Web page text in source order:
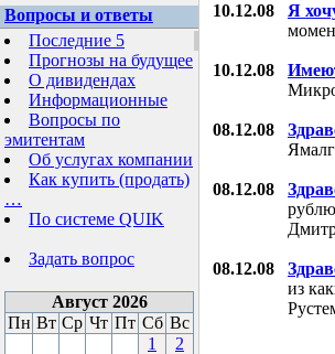
Вопросы и ответы
Последние 5
Прогнозы на будущее
О дивидендах
Информационные
Вопросы по
эмитентам
Об услугах компании
Как купить (продать)
…
По системе QUIK
Задать вопрос
Август 2026
Пн Вт Ср Чт Пт Сб Вс
1
2
10.12.08 Я
10.12.08
08.12.08
08.12.08
08.12.08
из